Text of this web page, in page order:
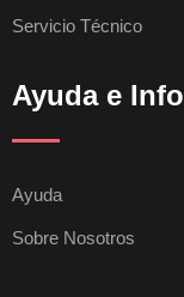
Servicio Técnico
Ayuda e Info
Ayuda
Sobre Nosotros